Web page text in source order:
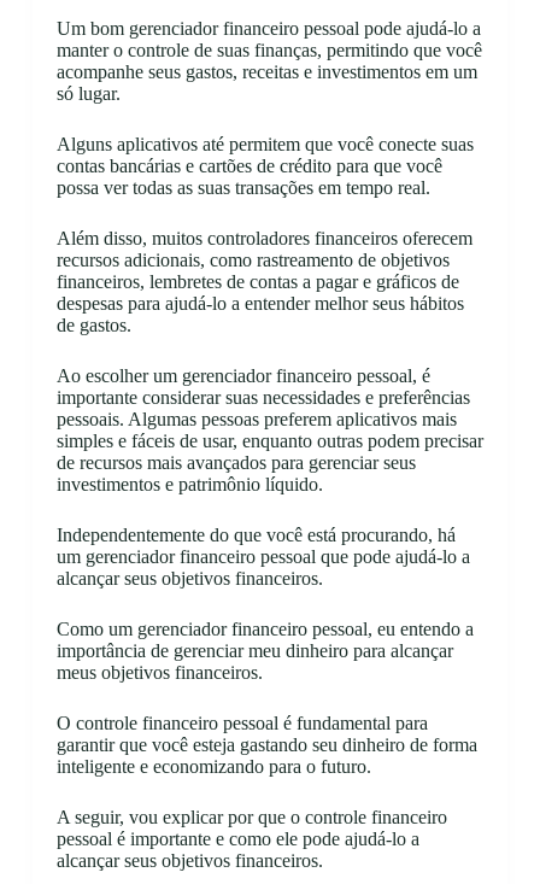
Um bom gerenciador financeiro pessoal pode ajudá-lo a
manter o controle de suas finanças, permitindo que você
acompanhe seus gastos, receitas e investimentos em um
só lugar.
Alguns aplicativos até permitem que você conecte suas
contas bancárias e cartões de crédito para que você
possa ver todas as suas transações em tempo real.
Além disso, muitos controladores financeiros oferecem
recursos adicionais, como rastreamento de objetivos
financeiros, lembretes de contas a pagar e gráficos de
despesas para ajudá-lo a entender melhor seus hábitos
de gastos.
Ao escolher um gerenciador financeiro pessoal, é
importante considerar suas necessidades e preferências
pessoais. Algumas pessoas preferem aplicativos mais
simples e fáceis de usar, enquanto outras podem precisar
de recursos mais avançados para gerenciar seus
investimentos e patrimônio líquido.
Independentemente do que você está procurando, há
um gerenciador financeiro pessoal que pode ajudá-lo a
alcançar seus objetivos financeiros.
Como um gerenciador financeiro pessoal, eu entendo a
importância de gerenciar meu dinheiro para alcançar
meus objetivos financeiros.
O controle financeiro pessoal é fundamental para
garantir que você esteja gastando seu dinheiro de forma
inteligente e economizando para o futuro.
A seguir, vou explicar por que o controle financeiro
pessoal é importante e como ele pode ajudá-lo a
alcançar seus objetivos financeiros.